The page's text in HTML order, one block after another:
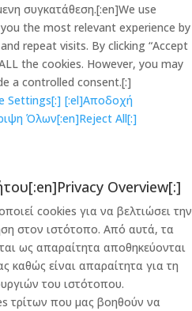
συγκατάθεση.[:en]We use
the most relevant experience by
repeat visits. By clicking “Accept
the cookies. However, you may
a controlled consent.[:]
Settings[:] [:el]Αποδοχή
Όλων[:en]Reject All[:]
Overview[:]
cookies για να βελτιώσει την
στον ιστότοπο. Από αυτά, τα
ως απαραίτητα αποθηκεύονται
καθώς είναι απαραίτητα για τη
του ιστότοπου.
τρίτων που μας βοηθούν να